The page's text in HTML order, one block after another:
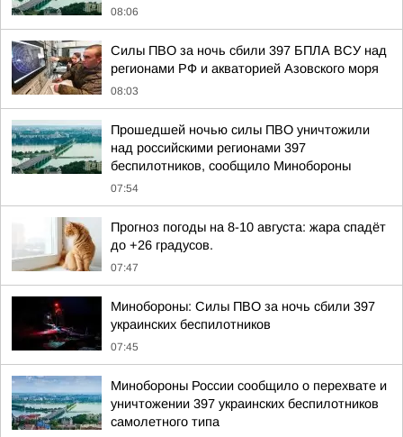
08:06
Силы ПВО за ночь сбили 397 БПЛА ВСУ над
регионами РФ и акваторией Азовского моря
08:03
Прошедшей ночью силы ПВО уничтожили
над российскими регионами 397
беспилотников, сообщило Минобороны
07:54
Прогноз погоды на 8-10 августа: жара спадёт
до +26 градусов.
07:47
Минобороны: Силы ПВО за ночь сбили 397
украинских беспилотников
07:45
Минобороны России сообщило о перехвате и
уничтожении 397 украинских беспилотников
самолетного типа